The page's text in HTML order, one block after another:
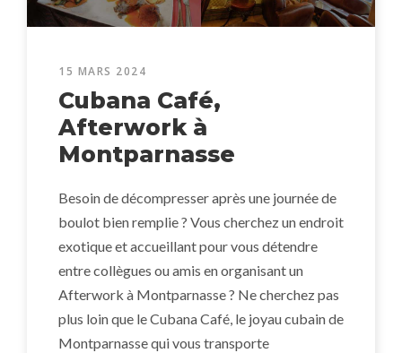
15 MARS 2024
Cubana Café,
Afterwork à
Montparnasse
Besoin de décompresser après une journée de
boulot bien remplie ? Vous cherchez un endroit
exotique et accueillant pour vous détendre
entre collègues ou amis en organisant un
Afterwork à Montparnasse ? Ne cherchez pas
plus loin que le Cubana Café, le joyau cubain de
Montparnasse qui vous transporte